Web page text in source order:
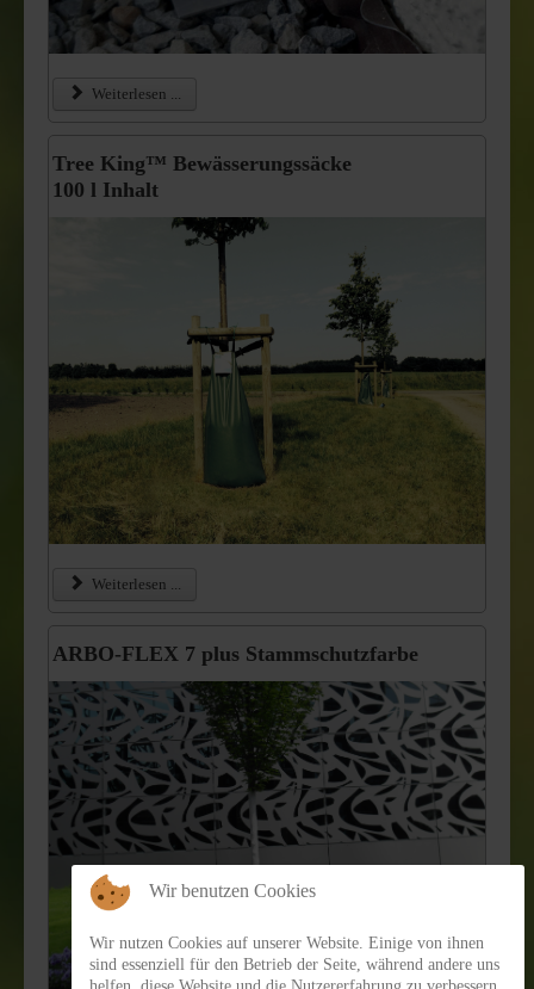
Weiterlesen ...
Tree King™ Bewässerungssäcke
100 l Inhalt
Weiterlesen ...
ARBO-FLEX 7 plus Stammschutzfarbe
Wir benutzen Cookies
Wir nutzen Cookies auf unserer Website. Einige von ihnen
sind essenziell für den Betrieb der Seite, während andere uns